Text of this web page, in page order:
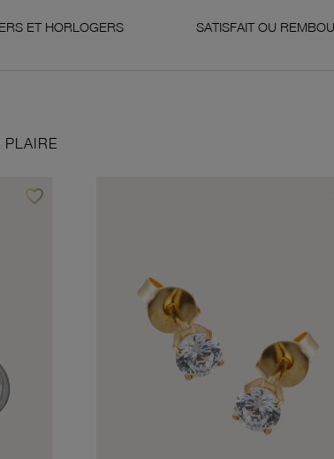
SATISFAIT OU REMBOURSÉ
PLAIRE
favorite_borderAjouter à vos favoris